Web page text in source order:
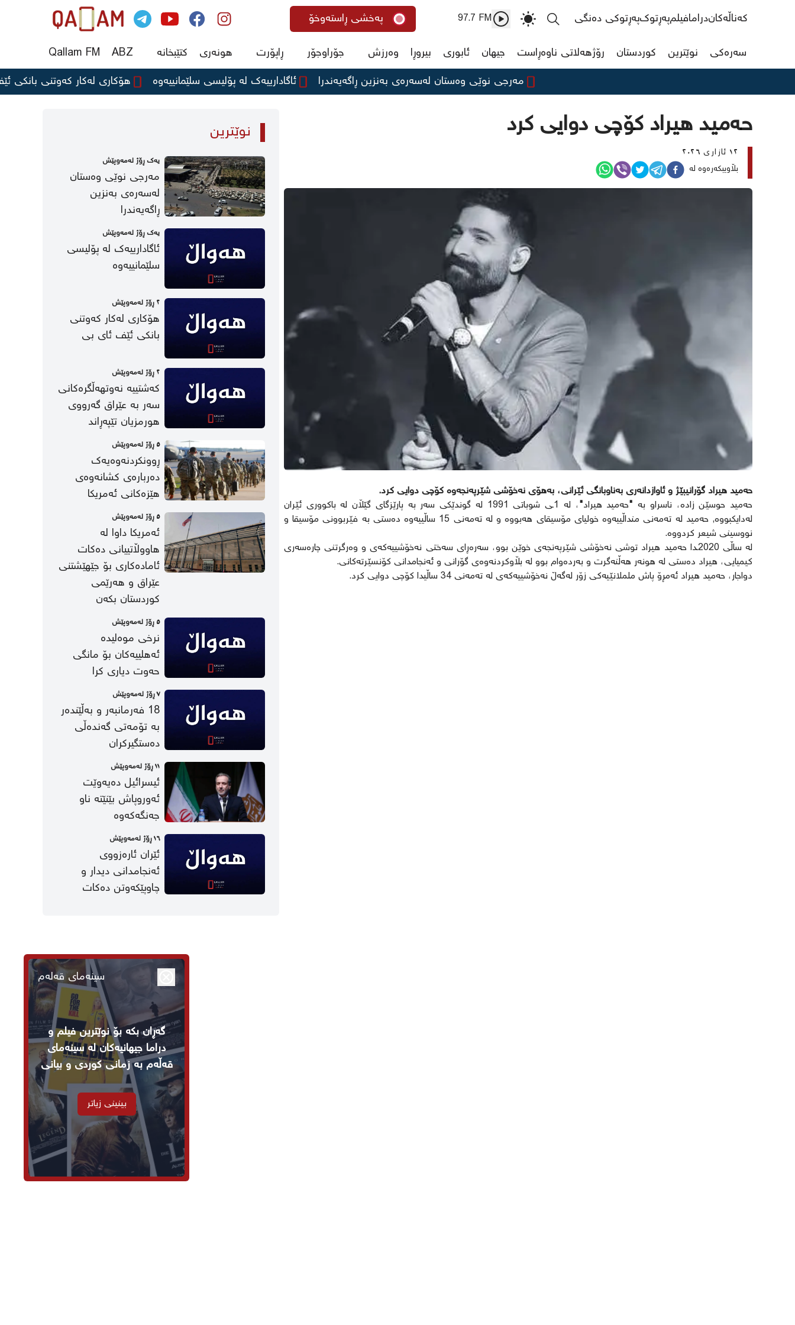
سینەمای قەلەم
گەڕان بکە بۆ نوێترین فیلم و
دراما جیهانیەکان لە سینەمای
قەڵەم بە زمانی کوردی و بیانی
بینینی زیاتر
کەناڵەکاندرامافیلمپەڕتوکپەڕتوکی دەنگی 97.7 FM پەخشی ڕاستەوخۆ
سەرەکی نوێترین کوردستان رۆژهەلاتی ناوەڕاست جیهان ئابوری بیروڕا وەرزش جۆراوجۆر ڕاپۆرت هونەری کتێبخانە ABZ
Qallam FM
مەرجی نوێی وەستان لەسەرەی بەنزین ڕاگەیەندرا
ئاگادارییەک لە پۆلیسی سلێمانییەوە هۆکاری لەکار کەوتنی بانکی ئێف
حەمید هیراد کۆچی دوایی کرد
١٢ ئازاری ٢٠٢٦
بڵاویبکەرەوە لە
حەمید هیراد گۆرانیبێژ و ئاوازدانەری بەناوبانگی ئێرانی، بەهۆی نەخۆشی شێرپەنجەوە کۆچی دوایی کرد.
حەمید حوسێن زادە، ناسراو بە "حەمید هیراد"
، لە 1ـی شوباتی 1991 لە گوندێکی سەر بە پارێزگای گێڵان لە باکووری ئێران
لەدایکبووە, حەمید لە تەمەنی منداڵییەوە خولیای مۆسیقای هەبووە و لە تەمەنی 15 ساڵییەوە دەستی بە فێربوونی مۆسیقا و
نووسینی شیعر کردووە.
لە ساڵی 2020ـدا حەمید هیراد توشی نەخۆشی شێرپەنجەی خوێن بوو، سەرەڕای سەختی نەخۆشییەکەی و وەرگرتنی چارەسەری
کیمیایی، هیراد دەستی لە هونەر هەڵنەگرت و بەردەوام بوو لە بڵاوکردنەوەی گۆرانی و ئەنجامدانی کۆنسێرتەکانی.
دواجار، حەمید هیراد ئەمڕۆ پاش ململانێیەکی زۆر لەگەڵ نەخۆشییەکەی لە تەمەنی 34 ساڵیدا کۆچی دوایی کرد.
نوێترین
یه‌ك ڕۆژ لەمەوپێش
مەرجی نوێی وەستان
لەسەرەی بەنزین
ڕاگەیەندرا
یه‌ك ڕۆژ لەمەوپێش
ئاگادارییەک لە پۆلیسی
سلێمانییەوە
٢ ڕۆژ لەمەوپێش
هۆکاری لەکار کەوتنی
بانکی ئێف ئای بی
٢ ڕۆژ لەمەوپێش
کەشتییە نەوتهەڵگرەکانی
سەر بە عێراق گەرووی
هورمزیان تێپەڕاند
٥ ڕۆژ لەمەوپێش
ڕوونکردنەوەیەک
دەربارەی کشانەوەی
هێزەکانی ئەمریکا
٥ ڕۆژ لەمەوپێش
ئەمریکا داوا لە
هاووڵاتییانی دەکات
ئامادەکاری بۆ جێهێشتنی
عێراق و هەرێمی
کوردستان بکەن
٥ ڕۆژ لەمەوپێش
نرخی موەلیدە
ئەهلییەکان بۆ مانگی
حەوت دیاری کرا
٧ ڕۆژ لەمەوپێش
18 فەرمانبەر و بەڵێندەر
بە تۆمەتی گەندەڵی
دەستگیرکران
١١ ڕۆژ لەمەوپێش
ئیسرائیل دەیەوێت
ئەوروپاش بێنێتە ناو
جەنگەکەوە
١٦ ڕۆژ لەمەوپێش
ئێران ئارەزووی
ئەنجامدانی دیدار و
چاوپێکەوتن دەکات